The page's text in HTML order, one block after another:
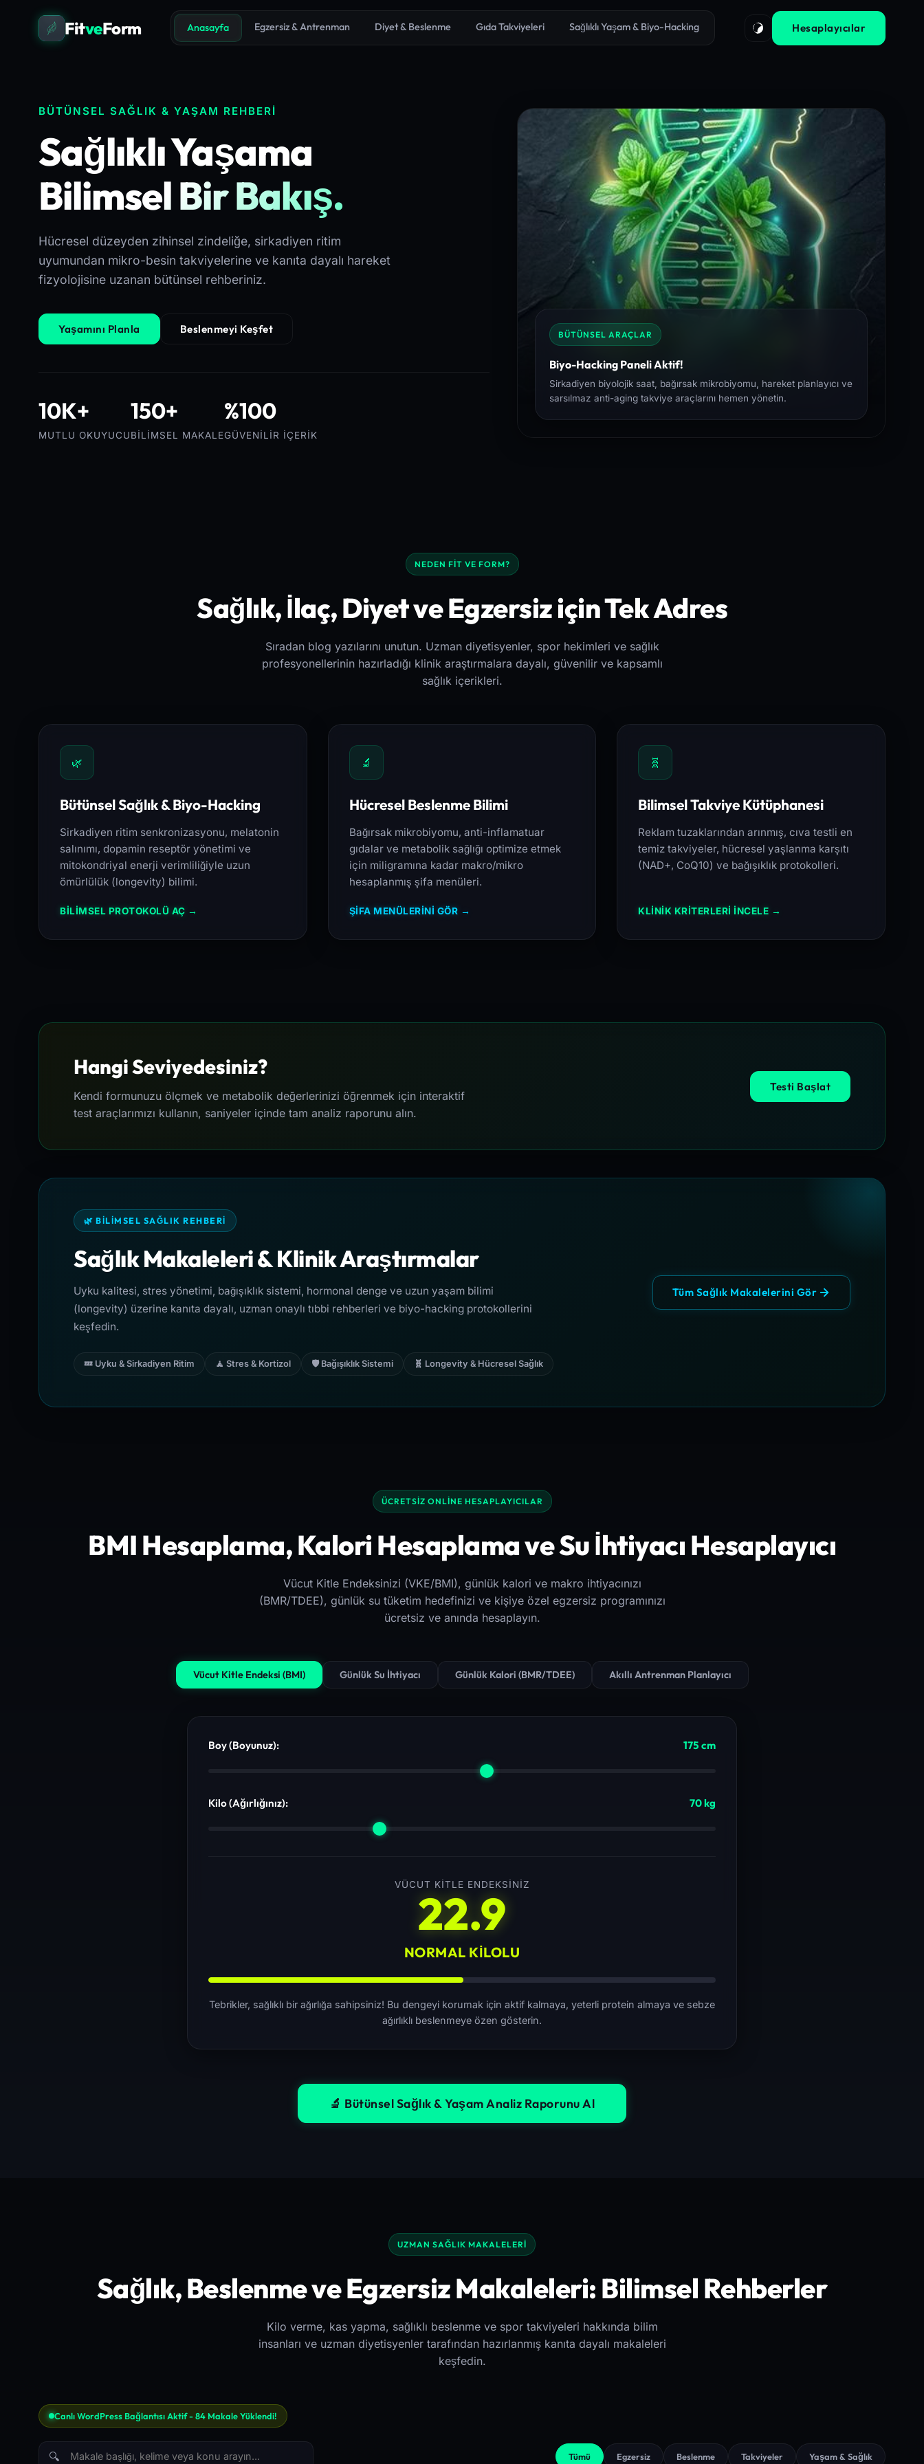
FitveForm Anasayfa Egzersiz & Antrenman Diyet & Beslenme Gıda Takviyeleri Sağlıklı Yaşam & Biyo-Hacking Hesaplayıcılar
BÜTÜNSEL SAĞLIK & YAŞAM REHBERİ
Sağlıklı Yaşama
Bilimsel Bir Bakış.
Hücresel düzeyden zihinsel zindeliğe, sirkadiyen ritim
uyumundan mikro-besin takviyelerine ve kanıta dayalı hareket
fizyolojisine uzanan bütünsel rehberiniz.
Yaşamını Planla Beslenmeyi Keşfet
10K+
MUTLU OKUYUCU
150+
BILIMSEL MAKALE
%100
GÜVENILIR İÇERIK
BÜTÜNSEL ARAÇLAR
Biyo-Hacking Paneli Aktif!
Sirkadiyen biyolojik saat, bağırsak mikrobiyomu, hareket planlayıcı ve
sarsılmaz anti-aging takviye araçlarını hemen yönetin.
NEDEN FIT VE FORM?
Sağlık, İlaç, Diyet ve Egzersiz için Tek Adres
Sıradan blog yazılarını unutun. Uzman diyetisyenler, spor hekimleri ve sağlık
profesyonellerinin hazırladığı klinik araştırmalara dayalı, güvenilir ve kapsamlı
sağlık içerikleri.
🌿
Bütünsel Sağlık & Biyo-Hacking
Sirkadiyen ritim senkronizasyonu, melatonin
salınımı, dopamin reseptör yönetimi ve
mitokondriyal enerji verimliliğiyle uzun
ömürlülük (longevity) bilimi.
BİLİMSEL PROTOKOLÜ AÇ →
🔬
Hücresel Beslenme Bilimi
Bağırsak mikrobiyomu, anti-inflamatuar
gıdalar ve metabolik sağlığı optimize etmek
için miligramına kadar makro/mikro
hesaplanmış şifa menüleri.
ŞİFA MENÜLERİNİ GÖR →
🧬
Bilimsel Takviye Kütüphanesi
Reklam tuzaklarından arınmış, cıva testli en
temiz takviyeler, hücresel yaşlanma karşıtı
(NAD+, CoQ10) ve bağışıklık protokolleri.
KLİNİK KRİTERLERİ İNCELE →
Hangi Seviyedesiniz?
Kendi formunuzu ölçmek ve metabolik değerlerinizi öğrenmek için interaktif
test araçlarımızı kullanın, saniyeler içinde tam analiz raporunu alın.
Testi Başlat
🌿 BILIMSEL SAĞLIK REHBERI
Sağlık Makaleleri & Klinik Araştırmalar
Uyku kalitesi, stres yönetimi, bağışıklık sistemi, hormonal denge ve uzun yaşam bilimi
(longevity) üzerine kanıta dayalı, uzman onaylı tıbbi rehberleri ve biyo-hacking protokollerini
keşfedin.
💤 Uyku & Sirkadiyen Ritim 🧘 Stres & Kortizol 🛡️ Bağışıklık Sistemi 🧬 Longevity & Hücresel Sağlık
Tüm Sağlık Makalelerini Gör
ÜCRETSIZ ONLINE HESAPLAYICILAR
BMI Hesaplama, Kalori Hesaplama ve Su İhtiyacı Hesaplayıcı
Vücut Kitle Endeksinizi (VKE/BMI), günlük kalori ve makro ihtiyacınızı
(BMR/TDEE), günlük su tüketim hedefinizi ve kişiye özel egzersiz programınızı
ücretsiz ve anında hesaplayın.
Vücut Kitle Endeksi (BMI) Günlük Su İhtiyacı Günlük Kalori (BMR/TDEE) Akıllı Antrenman Planlayıcı
Boy (Boyunuz): 175 cm
Kilo (Ağırlığınız): 70kg
VÜCUT KITLE ENDEKSINIZ
22.9
NORMAL KILOLU
Tebrikler, sağlıklı bir ağırlığa sahipsiniz! Bu dengeyi korumak için aktif kalmaya, yeterli protein almaya ve sebze
ağırlıklı beslenmeye özen gösterin.
🔬 Bütünsel Sağlık & Yaşam Analiz Raporunu Al
UZMAN SAĞLIK MAKALELERI
Sağlık, Beslenme ve Egzersiz Makaleleri: Bilimsel Rehberler
Kilo verme, kas yapma, sağlıklı beslenme ve spor takviyeleri hakkında bilim
insanları ve uzman diyetisyenler tarafından hazırlanmış kanıta dayalı makaleleri
keşfedin.
Canlı WordPress Bağlantısı Aktif - 84 Makale Yüklendi!
🔍 Tümü Egzersiz Beslenme Takviyeler Yaşam & Sağlık